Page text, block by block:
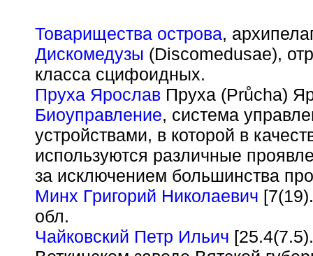
Товарищества острова,
Дискомедузы (Discomedusae),
класса сцифоидных.
Пруха Ярослав Пруха (Průcha)
Биоуправление, система
устройствами, в которой в
используются различные
за исключением большинства
Минх Григорий Николаевич
обл.
Чайковский Петр Ильич